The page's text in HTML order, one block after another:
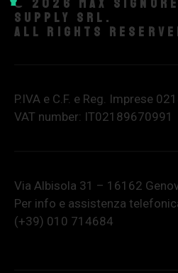
© 2026 Max
supply srl.
All rights
P.IVA e C.F. e Reg. Imprese
VAT number: IT02189670991
Via Albisola 31 – 16162
Per info e assistenza
(+39) 010 714684